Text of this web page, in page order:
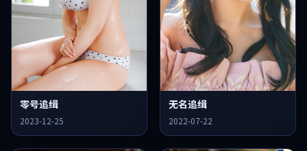
零号追缉
2023-12-25
无名追缉
2022-07-22